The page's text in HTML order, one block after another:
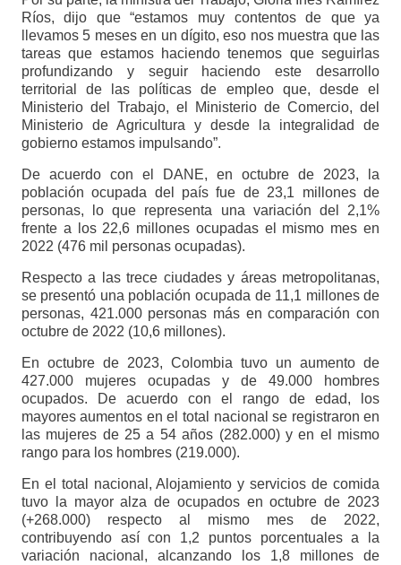
Ríos, dijo que “estamos muy contentos de que ya
llevamos 5 meses en un dígito, eso nos muestra que las
tareas que estamos haciendo tenemos que seguirlas
profundizando y seguir haciendo este desarrollo
territorial de las políticas de empleo que, desde el
Ministerio del Trabajo, el Ministerio de Comercio, del
Ministerio de Agricultura y desde la integralidad de
gobierno estamos impulsando”.
De acuerdo con el DANE, en octubre de 2023, la
población ocupada del país fue de 23,1 millones de
personas, lo que representa una variación del 2,1%
frente a los 22,6 millones ocupadas el mismo mes en
2022 (476 mil personas ocupadas).
Respecto a las trece ciudades y áreas metropolitanas,
se presentó una población ocupada de 11,1 millones de
personas, 421.000 personas más en comparación con
octubre de 2022 (10,6 millones).
En octubre de 2023, Colombia tuvo un aumento de
427.000 mujeres ocupadas y de 49.000 hombres
ocupados. De acuerdo con el rango de edad, los
mayores aumentos en el total nacional se registraron en
las mujeres de 25 a 54 años (282.000) y en el mismo
rango para los hombres (219.000).
En el total nacional, Alojamiento y servicios de comida
tuvo la mayor alza de ocupados en octubre de 2023
(+268.000) respecto al mismo mes de 2022,
contribuyendo así con 1,2 puntos porcentuales a la
variación nacional, alcanzando los 1,8 millones de